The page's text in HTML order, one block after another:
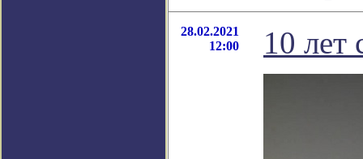
28.02.2021
12:00
10 лет